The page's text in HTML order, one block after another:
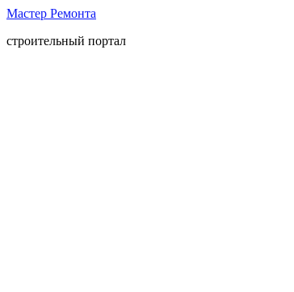
Мастер Ремонта
строительный портал